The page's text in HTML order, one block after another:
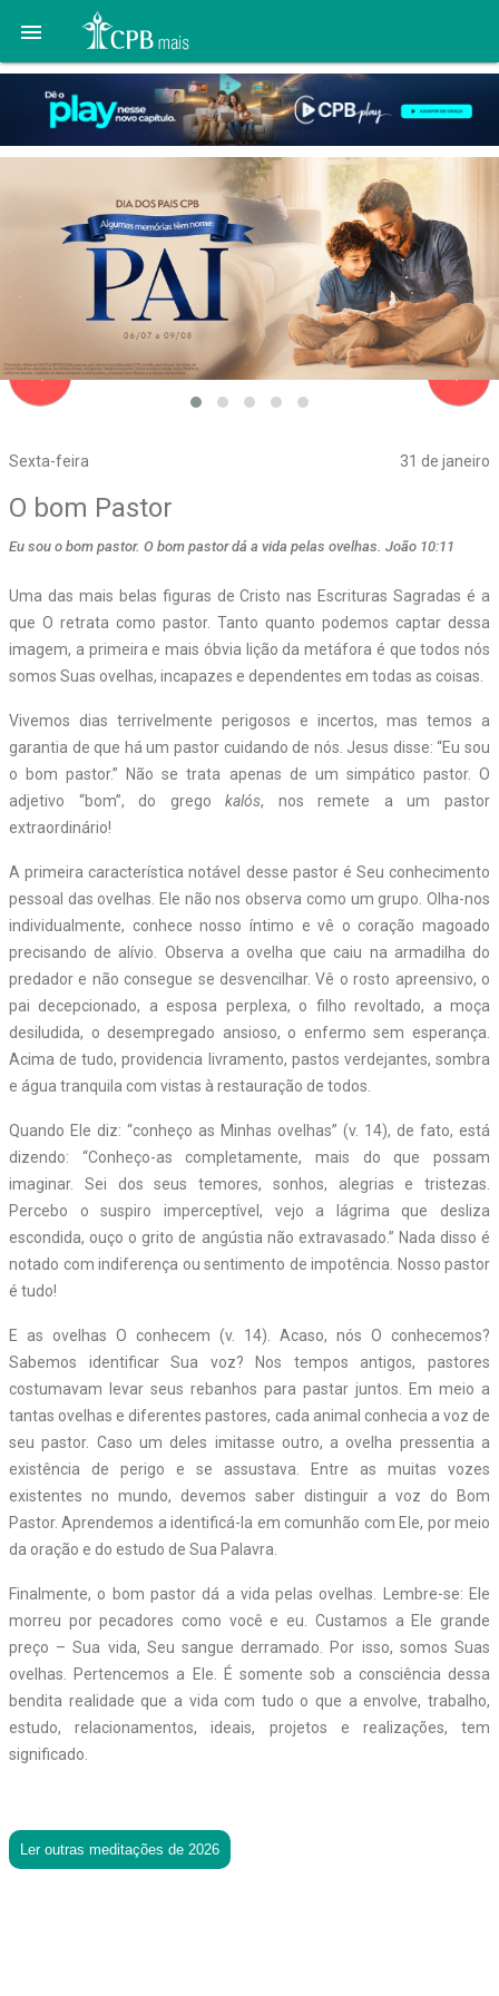

Sexta-feira 31 de janeiro
navigate_before
O bom Pastor
Eu sou o bom pastor. O bom pastor dá a vida pelas ovelhas. João 10:11
Uma das mais belas figuras de Cristo nas Escrituras Sagradas é a
que O retrata como pastor. Tanto quanto podemos captar dessa
imagem, a primeira e mais óbvia lição da metáfora é que todos nós
somos Suas ovelhas, incapazes e dependentes em todas as coisas.
Vivemos dias terrivelmente perigosos e incertos, mas temos a
garantia de que há um pastor cuidando de nós. Jesus disse: “Eu sou
o bom pastor.” Não se trata apenas de um simpático pastor. O
adjetivo “bom”, do gregokalós, nos remete a um pastor
extraordinário!
A primeira característica notável desse pastor é Seu conhecimento
pessoal das ovelhas. Ele não nos observa como um grupo. Olha-nos
individualmente, conhece nosso íntimo e vê o coração magoado
precisando de alívio. Observa a ovelha que caiu na armadilha do
predador e não consegue se desvencilhar. Vê o rosto apreensivo, o
pai decepcionado, a esposa perplexa, o filho revoltado, a moça
desiludida, o desempregado ansioso, o enfermo sem esperança.
Acima de tudo, providencia livramento, pastos verdejantes, sombra
e água tranquila com vistas à restauração de todos.
Quando Ele diz: “conheço as Minhas ovelhas” (v. 14), de fato, está
dizendo: “Conheço-as completamente, mais do que possam
imaginar. Sei dos seus temores, sonhos, alegrias e tristezas.
Percebo o suspiro imperceptível, vejo a lágrima que desliza
escondida, ouço o grito de angústia não extravasado.” Nada disso é
notado com indiferença ou sentimento de impotência. Nosso pastor
é tudo!
E as ovelhas O conhecem (v. 14). Acaso, nós O conhecemos?
Sabemos identificar Sua voz? Nos tempos antigos, pastores
costumavam levar seus rebanhos para pastar juntos. Em meio a
tantas ovelhas e diferentes pastores, cada animal conhecia a voz de
seu pastor. Caso um deles imitasse outro, a ovelha pressentia a
existência de perigo e se assustava. Entre as muitas vozes
existentes no mundo, devemos saber distinguir a voz do Bom
Pastor. Aprendemos a identificá-la em comunhão com Ele, por meio
da oração e do estudo de Sua Palavra.
Finalmente, o bom pastor dá a vida pelas ovelhas. Lembre-se: Ele
morreu por pecadores como você e eu. Custamos a Ele grande
preço – Sua vida, Seu sangue derramado. Por isso, somos Suas
ovelhas. Pertencemos a Ele. É somente sob a consciência dessa
bendita realidade que a vida com tudo o que a envolve, trabalho,
estudo, relacionamentos, ideais, projetos e realizações, tem
significado.
Ler outras meditações de 2026
navigate_next